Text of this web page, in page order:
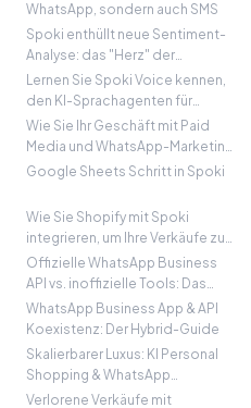
WhatsApp, sondern auch SMS
Spoki enthüllt neue Sentiment-
Analyse: das "Herz" der
Gespräche verstehen
Lernen Sie Spoki Voice kennen,
den KI-Sprachagenten für
Anrufe und Reservierungen
Wie Sie Ihr Geschäft mit Paid
Media und WhatsApp-Marketing
skalieren
Google Sheets Schritt in Spoki
Wie Sie Shopify mit Spoki
integrieren, um Ihre Verkäufe zu
steigern und Ihr eCommerce zu
automatisieren
Offizielle WhatsApp Business
API vs. inoffizielle Tools: Das
Risiko
WhatsApp Business App & API
Koexistenz: Der Hybrid-Guide
Skalierbarer Luxus: KI Personal
Shopping & WhatsApp
Automatisierung
Verlorene Verkäufe mit